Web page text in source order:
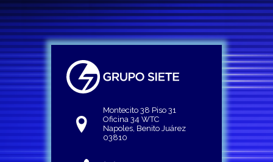
Montecito 38 Piso 31
Oficina 34 WTC
Napoles, Benito Juárez
03810